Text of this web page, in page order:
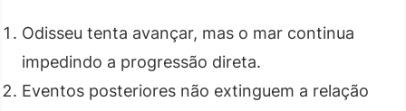
Odisseu tenta avançar, mas o mar continua
impedindo a progressão direta.
Eventos posteriores não extinguem a relação